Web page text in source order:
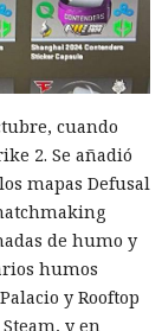
cuando
2. Se añadió
mapas Defusal
de humo y
humos
y Rooftop
y en